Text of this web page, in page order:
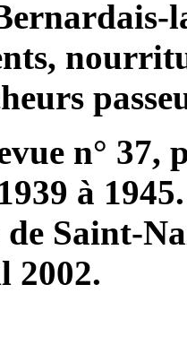
n° 37,
à
de Saint-
2002.